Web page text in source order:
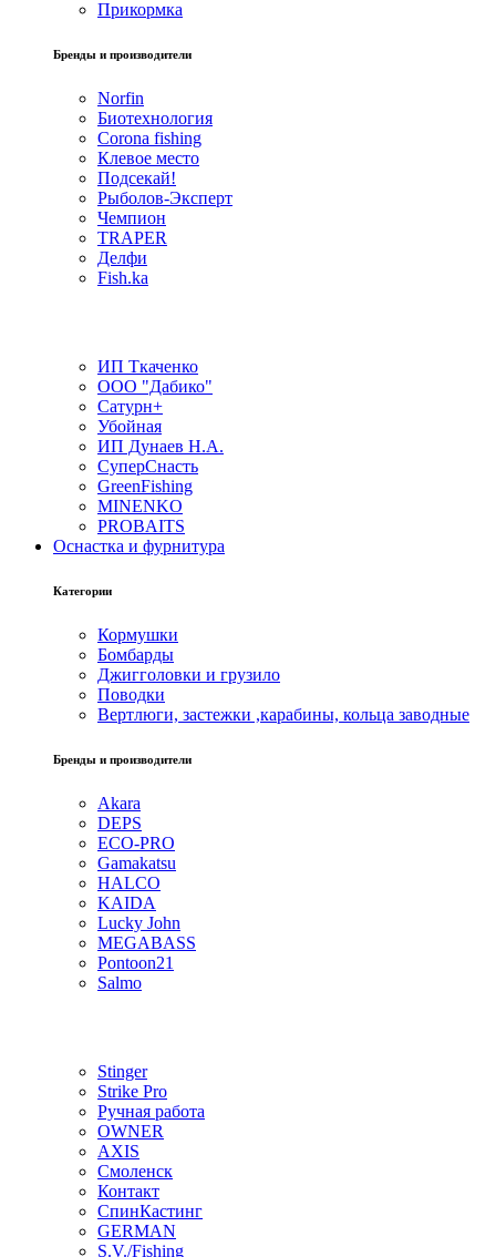
Прикормка
Бренды и производители
Norfin
Биотехнология
Corona fishing
Клевое место
Подсекай!
Рыболов-Эксперт
Чемпион
TRAPER
Делфи
Fish.ka
ИП Ткаченко
ООО "Дабико"
Сатурн+
Убойная
ИП Дунаев Н.А.
СуперСнасть
GreenFishing
MINENKO
PROBAITS
Оснастка и фурнитура
Категории
Кормушки
Бомбарды
Джигголовки и грузило
Поводки
Вертлюги, застежки ,карабины, кольца заводные
Бренды и производители
Akara
DEPS
ECO-PRO
Gamakatsu
HALCO
KAIDA
Lucky John
MEGABASS
Pontoon21
Salmo
Stinger
Strike Pro
Ручная работа
OWNER
AXIS
Смоленск
Контакт
СпинКастинг
GERMAN
S.V./Fishing